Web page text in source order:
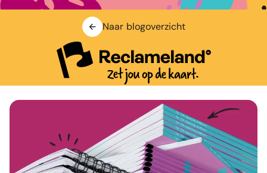
Naar blogoverzicht